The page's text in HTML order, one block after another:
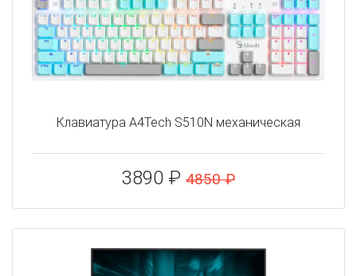
Клавиатура A4Tech S510N механическая
3890 ₽ 4850 ₽